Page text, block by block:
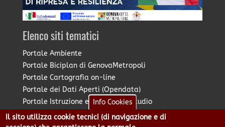
Elenco siti tematici
Portale Ambiente
Portale Biciplan di GenovaMetropoli
Portale Cartografia on-line
Portale dei Dati Aperti (Opendata)
Portale Istruzione e Diritto allo Studio
Portale Marketing Territoriale
Info Cookies
Il sito utilizza cookie tecnici (di navigazione e di